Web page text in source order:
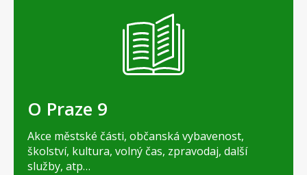
O Praze 9
Akce městské části, občanská vybavenost,
školství, kultura, volný čas, zpravodaj, další
služby, atp…